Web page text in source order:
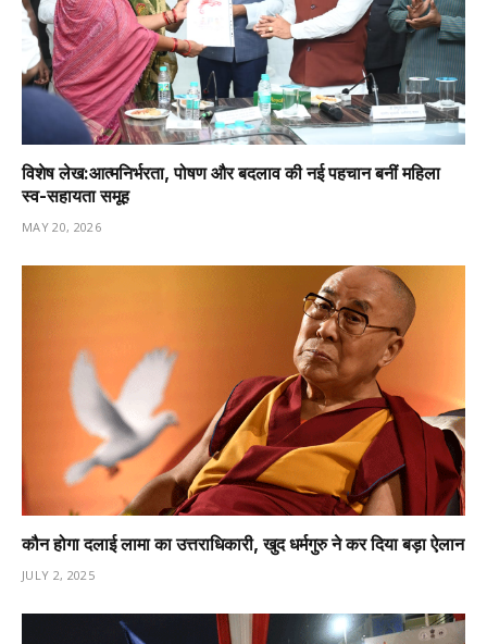
विशेष लेख:आत्मनिर्भरता, पोषण और बदलाव की नई पहचान बनीं महिला
स्व-सहायता समूह
MAY 20, 2026
कौन होगा दलाई लामा का उत्तराधिकारी, खुद धर्मगुरु ने कर दिया बड़ा ऐलान
JULY 2, 2025